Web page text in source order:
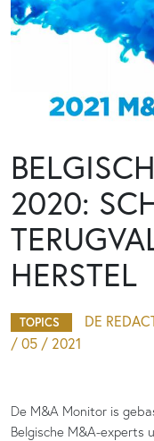
2020:
HERSTEL
TOPICS DE
/ 05 / 2021
De M&A Monitor is
Belgische M&A-experts